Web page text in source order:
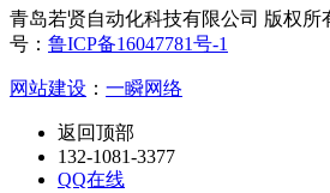
青岛若贤自动化科技有限公司 版权所
号： 鲁ICP备16047781号-1
网站建设 ： 一瞬网络
返回顶部
132-1081-3377
QQ在线